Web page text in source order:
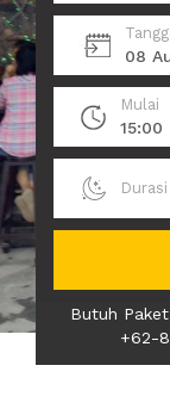
08
Mulai
15:00
Durasi
Butuh
+62-